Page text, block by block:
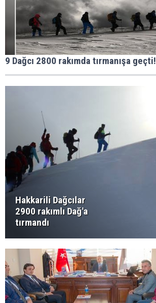
9 Dağcı 2800 rakımda tırmanışa geçti!
Hakkarili Dağcılar
2900 rakımlı Dağ'a
tırmandı